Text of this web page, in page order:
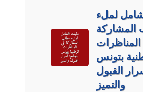
لملء
بتونس
القبول
والتميز